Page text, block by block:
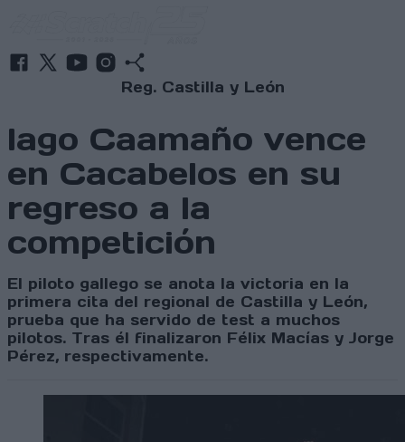
Reg. Castilla y León
Iago Caamaño vence
en Cacabelos en su
regreso a la
competición
El piloto gallego se anota la victoria en la
primera cita del regional de Castilla y León,
prueba que ha servido de test a muchos
pilotos. Tras él finalizaron Félix Macías y Jorge
Pérez, respectivamente.